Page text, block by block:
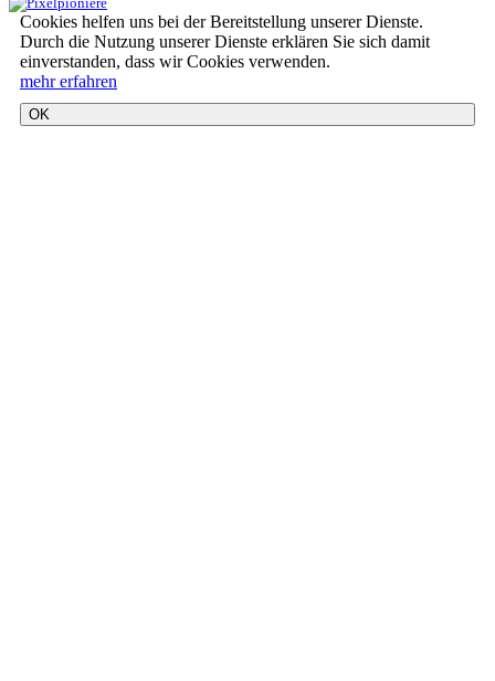
Cookies helfen uns bei der Bereitstellung unserer Dienste.
Durch die Nutzung unserer Dienste erklären Sie sich damit
einverstanden, dass wir Cookies verwenden.
mehr erfahren
OK